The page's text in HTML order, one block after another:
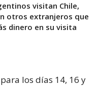
visitan Chile,
otros extranjeros que
dinero en su visita
los días 14, 16 y